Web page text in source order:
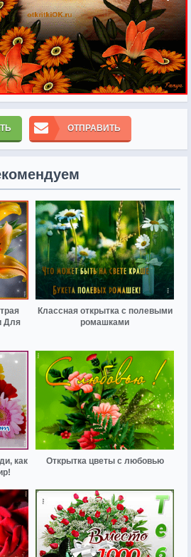
ОТПРАВИТЬ
Для
Классная открытка с полевыми
ромашками
как
Открытка цветы с любовью